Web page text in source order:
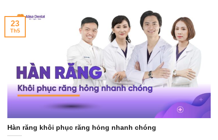
Hàn răng khôi phục răng hỏng nhanh chóng
23
Th5